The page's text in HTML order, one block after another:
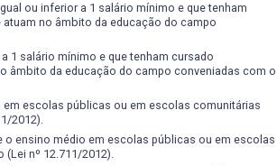
ou inferior a 1 salário mínimo e que tenham
no âmbito da educação do campo
1 salário mínimo e que tenham cursado
âmbito da educação do campo conveniadas com o
em escolas públicas ou em escolas comunitárias
2012).
o ensino médio em escolas públicas ou em escolas
nº 12.711/2012).